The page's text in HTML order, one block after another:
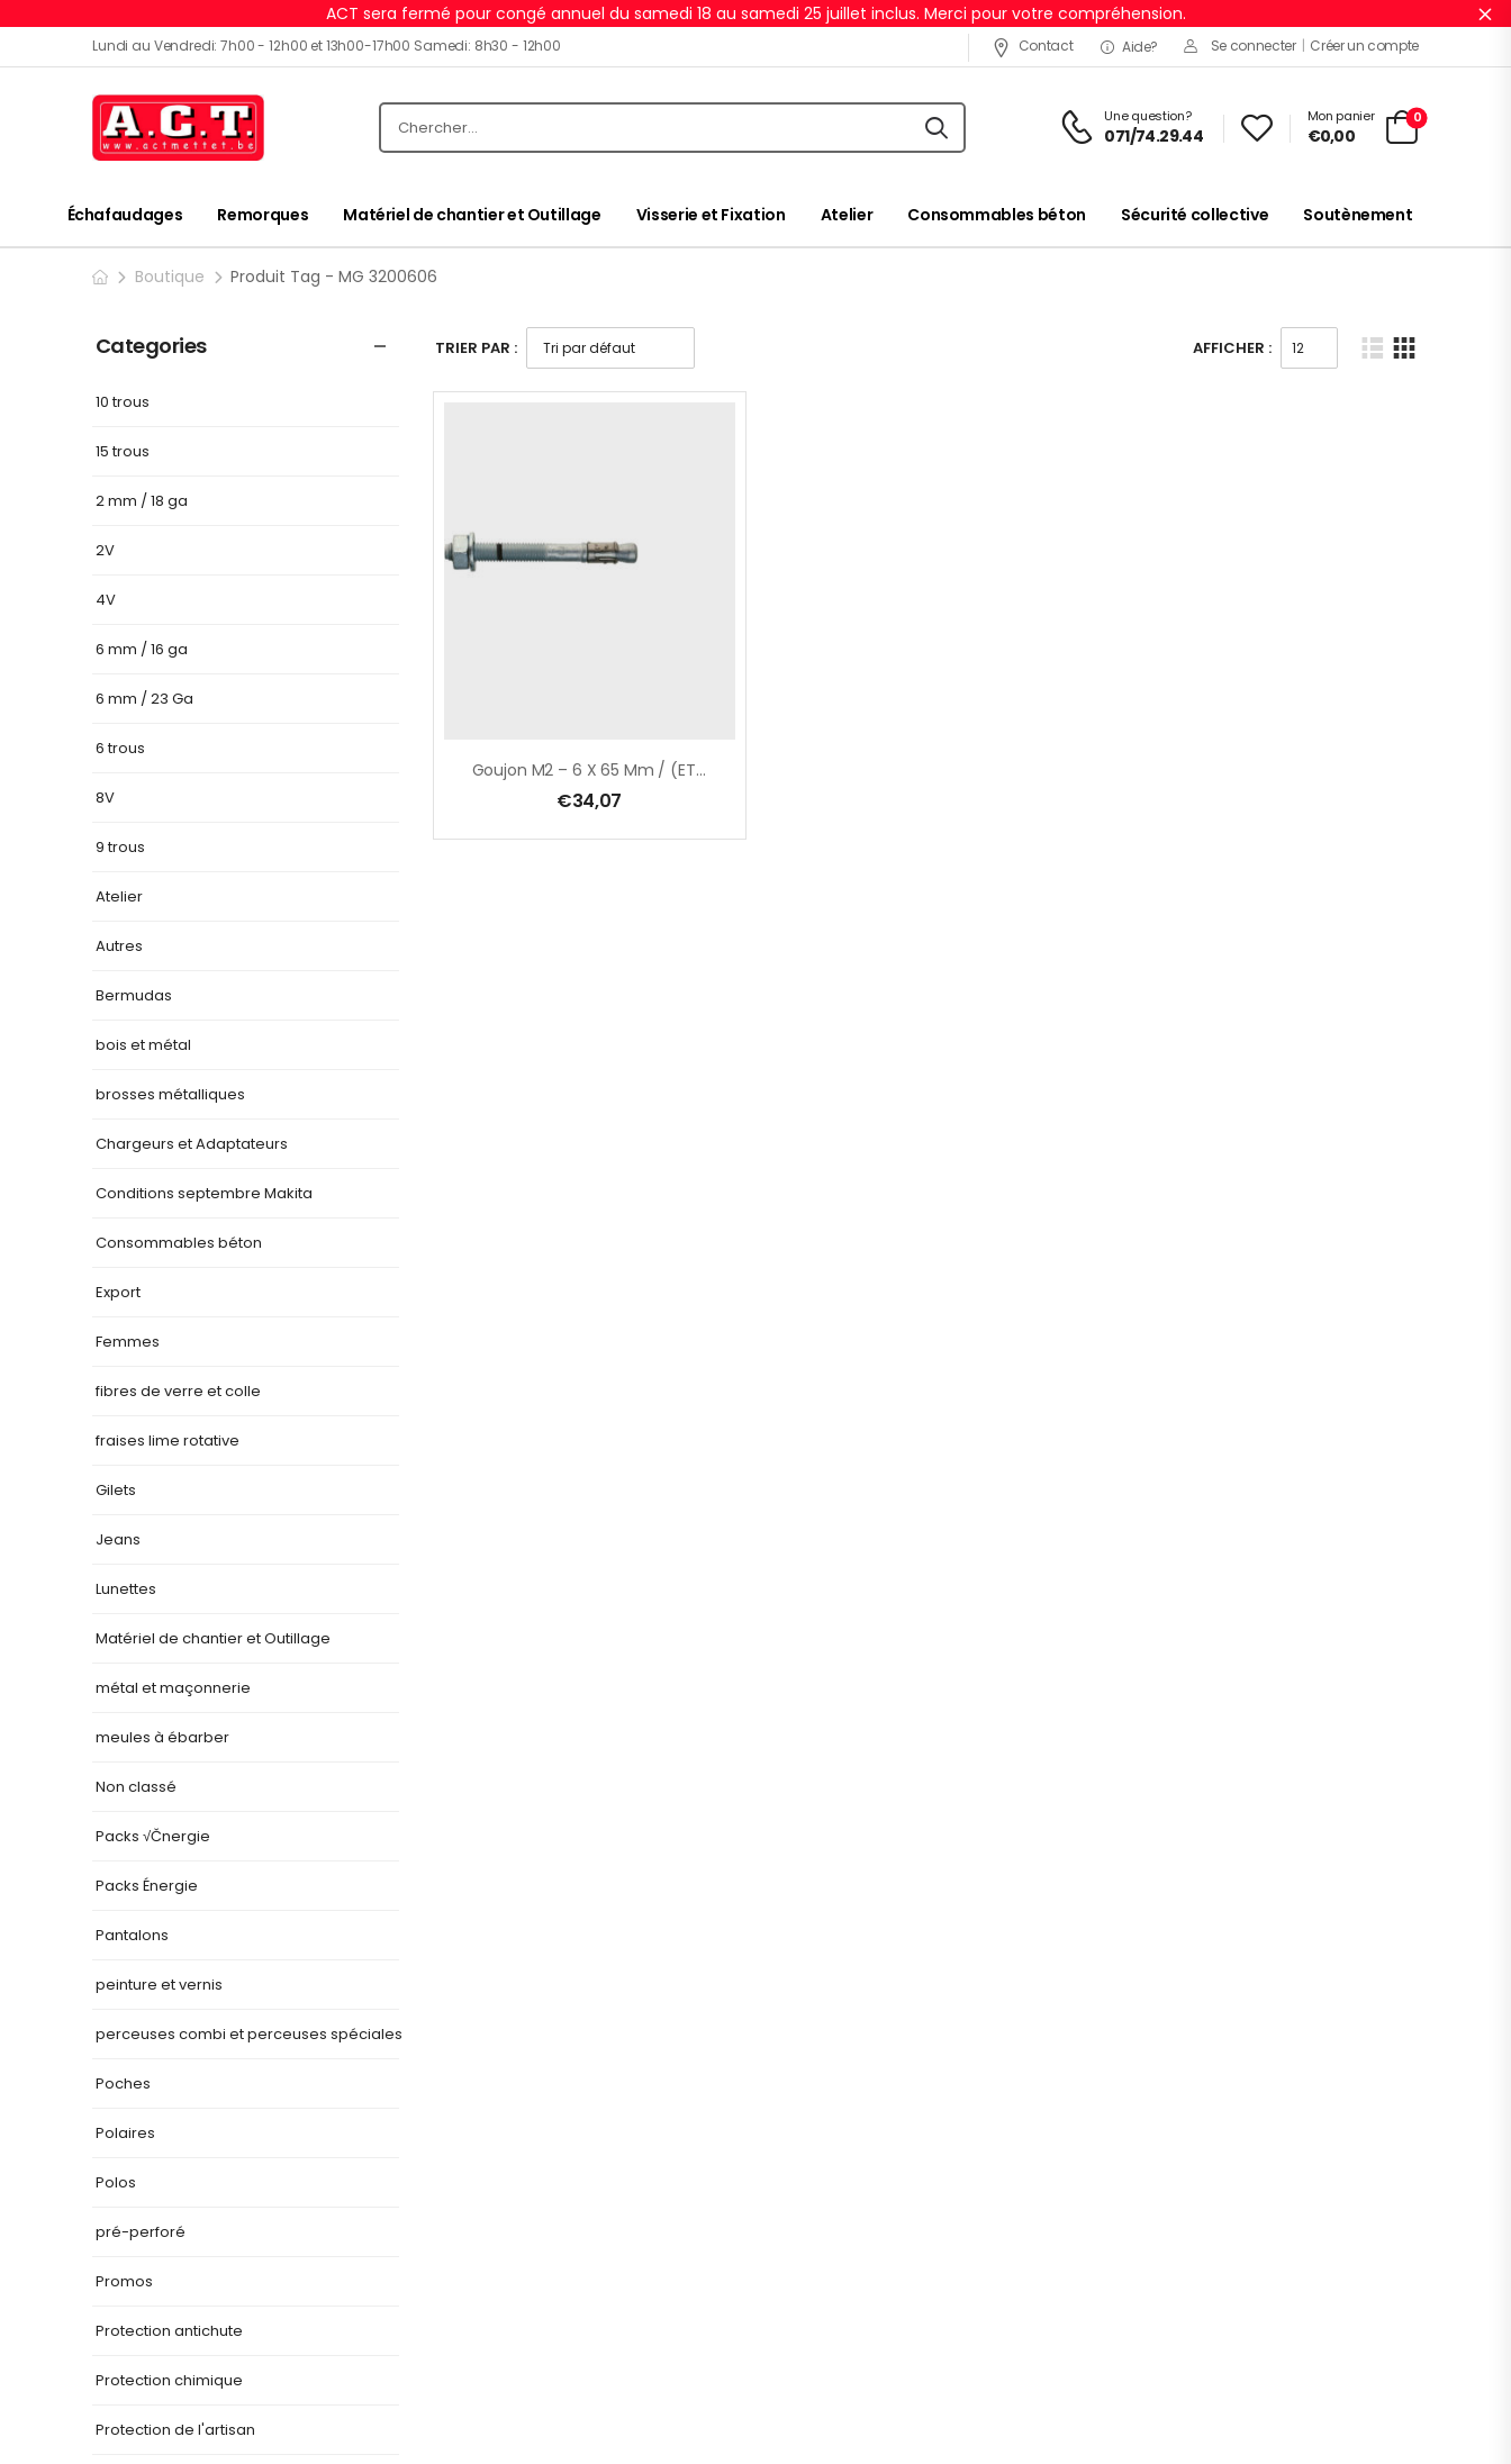
ACT sera fermé pour congé annuel du samedi 18 au samedi 25 juillet inclus. Merci pour votre compréhension.
Lundi au Vendredi: 7h00 - 12h00 et 13h00-17h00 Samedi: 8h30 - 12h00 Contact Aide? Se connecter | Créer un compte
Une question?
071/74.29.44
Mon panier
€0,00
0
Échafaudages Remorques Matériel de chantier et Outillage Visserie et Fixation Atelier Consommables béton Sécurité collective Soutènement
Boutique Produit Tag - MG 3200606
Categories
10 trous
15 trous
2 mm / 18 ga
2V
4V
6 mm / 16 ga
6 mm / 23 Ga
6 trous
8V
9 trous
Atelier
Autres
Bermudas
bois et métal
brosses métalliques
Chargeurs et Adaptateurs
Conditions septembre Makita
Consommables béton
Export
Femmes
fibres de verre et colle
fraises lime rotative
Gilets
Jeans
Lunettes
Matériel de chantier et Outillage
métal et maçonnerie
meules à ébarber
Non classé
Packs √Čnergie
Packs Énergie
Pantalons
peinture et vernis
perceuses combi et perceuses spéciales
Poches
Polaires
Polos
pré-perforé
Promos
Protection antichute
Protection chimique
Protection de l'artisan
TRIER PAR : AFFICHER :
Goujon M2 – 6 X 65 Mm / (ETA Option 7) / Boîte De 100 Pcs
€34,07